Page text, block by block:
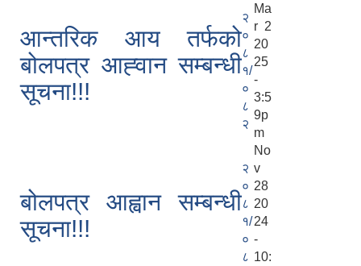
आन्तरिक आय तर्फको
बोलपत्र आह्‍वान सम्बन्धी
सूचना!!!
२
०
८
१/
०
८
२
Ma
r 2
20
25
-
3:5
9p
m
बोलपत्र आह्वान सम्बन्धी
सूचना!!!
२
०
८
१/
०
८
No
v
28
20
24
-
10: